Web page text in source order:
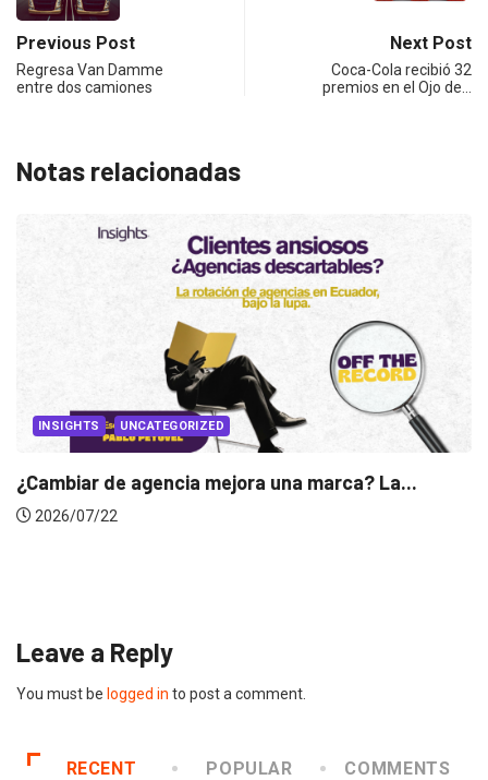
Previous Post
Regresa Van Damme
entre dos camiones
Next Post
Coca-Cola recibió 32
premios en el Ojo de…
Notas relacionadas
INSIGHTS
Leave a Reply
You must be logged in to post a comment.
RECENT POPULAR COMMENTS